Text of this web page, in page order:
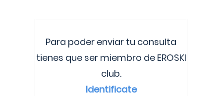
Para poder enviar tu consulta
tienes que ser miembro de EROSKI
club.
Identificate